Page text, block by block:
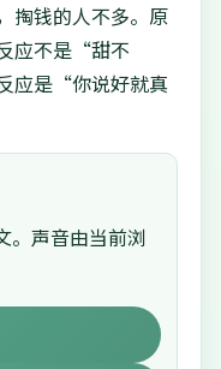
掏钱的人不多。原
应不是“甜不
应是“你说好就真
。声音由当前浏